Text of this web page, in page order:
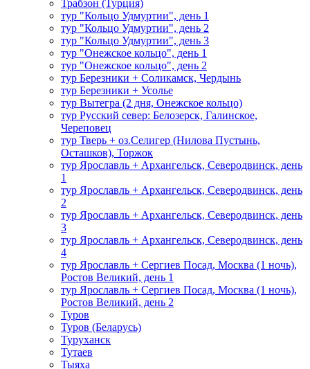
Трабзон (Турция)
тур "Кольцо Удмуртии", день 1
тур "Кольцо Удмуртии", день 2
тур "Кольцо Удмуртии", день 3
тур "Онежское кольцо", день 1
тур "Онежское кольцо", день 2
тур Березники + Соликамск, Чердынь
тур Березники + Усолье
тур Вытегра (2 дня, Онежское кольцо)
тур Русский север: Белозерск, Галинское,
Череповец
тур Тверь + оз.Селигер (Нилова Пустынь,
Осташков), Торжок
тур Ярославль + Архангельск, Северодвинск, день
1
тур Ярославль + Архангельск, Северодвинск, день
2
тур Ярославль + Архангельск, Северодвинск, день
3
тур Ярославль + Архангельск, Северодвинск, день
4
тур Ярославль + Сергиев Посад, Москва (1 ночь),
Ростов Великий, день 1
тур Ярославль + Сергиев Посад, Москва (1 ночь),
Ростов Великий, день 2
Туров
Туров (Беларусь)
Туруханск
Тутаев
Тыяха